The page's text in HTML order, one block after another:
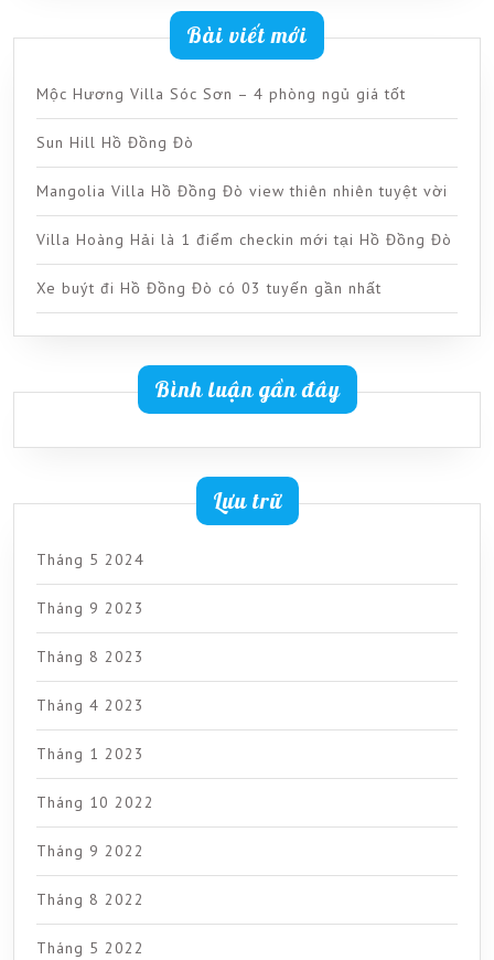
Bài viết mới
Mộc Hương Villa Sóc Sơn – 4 phòng ngủ giá tốt
Sun Hill Hồ Đồng Đò
Mangolia Villa Hồ Đồng Đò view thiên nhiên tuyệt vời
Villa Hoàng Hải là 1 điểm checkin mới tại Hồ Đồng Đò
Xe buýt đi Hồ Đồng Đò có 03 tuyến gần nhất
Bình luận gần đây
Lưu trữ
Tháng 5 2024
Tháng 9 2023
Tháng 8 2023
Tháng 4 2023
Tháng 1 2023
Tháng 10 2022
Tháng 9 2022
Tháng 8 2022
Tháng 5 2022